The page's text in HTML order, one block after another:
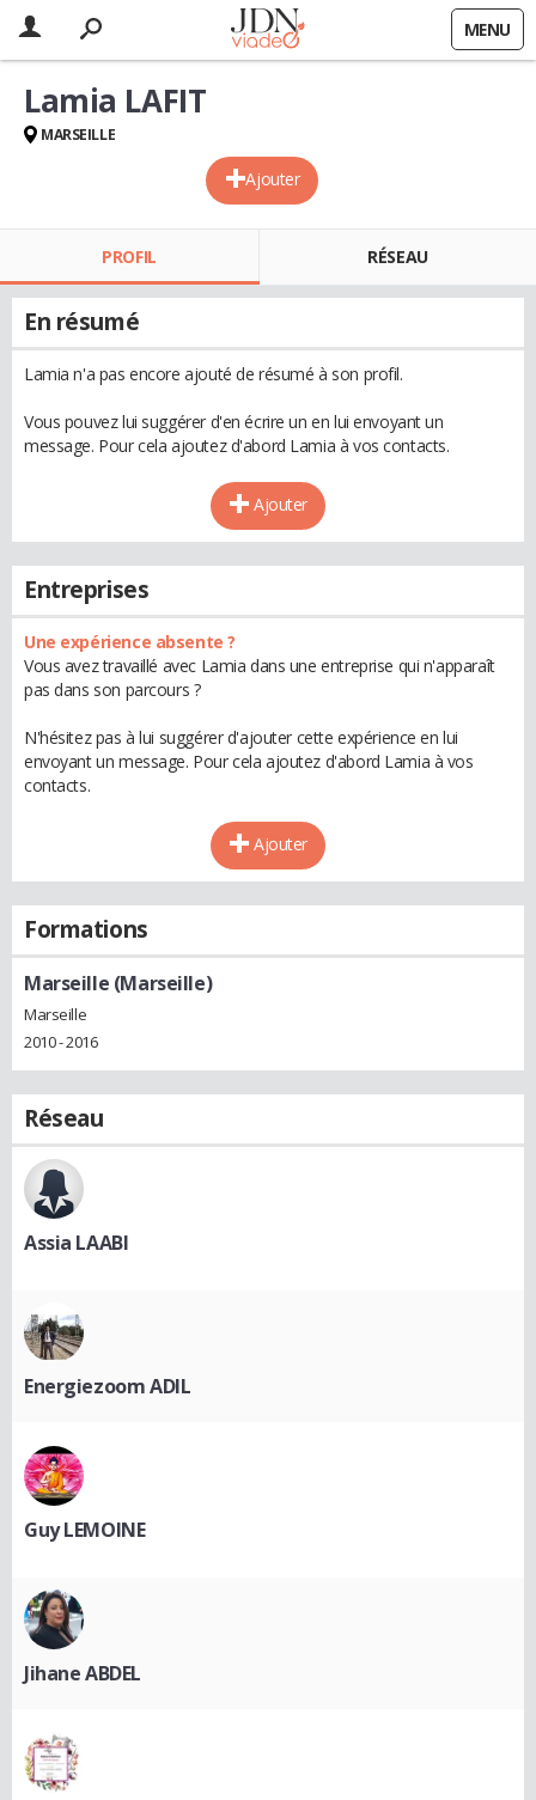
MENU
Ajouter
Lamia LAFIT
MARSEILLE
PROFIL RÉSEAU
En résumé
Lamia n'a pas encore ajouté de résumé à son profil.
Vous pouvez lui suggérer d'en écrire un en lui envoyant un
message. Pour cela ajoutez d'abord Lamia à vos contacts.
Ajouter
Entreprises
Une expérience absente ?
Vous avez travaillé avec Lamia dans une entreprise qui n'apparaît
pas dans son parcours ?
N'hésitez pas à lui suggérer d'ajouter cette expérience en lui
envoyant un message. Pour cela ajoutez d'abord Lamia à vos
contacts.
Ajouter
Formations
Marseille (Marseille)
Marseille
2010 - 2016
Réseau
Assia LAABI
Energiezoom ADIL
Guy LEMOINE
Jihane ABDEL